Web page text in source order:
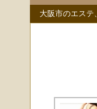
大阪市のエス